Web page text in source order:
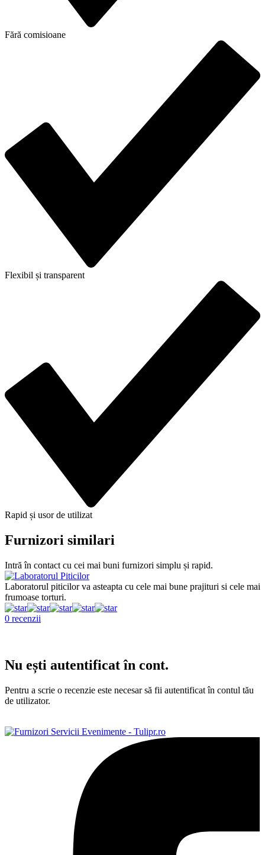
Fără comisioane
Flexibil și transparent
Rapid și usor de utilizat
Furnizori similari
Intră în contact cu cei mai buni furnizori simplu și rapid.
Laboratorul piticilor va asteapta cu cele mai bune prajituri si cele mai
frumoase torturi.
0 recenzii
Nu ești autentificat în cont.
Pentru a scrie o recenzie este necesar să fii autentificat în contul tău
de utilizator.